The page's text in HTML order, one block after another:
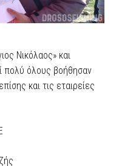
Νικόλαος» και
πολύ όλους βοήθησαν
και τις εταιρείες